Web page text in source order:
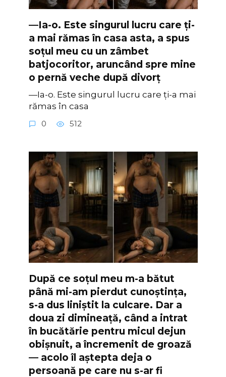
—Ia-o. Este singurul lucru care ți-
a mai rămas în casa asta, a spus
soțul meu cu un zâmbet
batjocoritor, aruncând spre mine
o pernă veche după divorț
—Ia-o. Este singurul lucru care ți-a mai
rămas în casa
0 512
După ce soțul meu m-a bătut
până mi-am pierdut cunoștința,
s-a dus liniștit la culcare. Dar a
doua zi dimineață, când a intrat
în bucătărie pentru micul dejun
obișnuit, a încremenit de groază
— acolo îl aștepta deja o
persoană pe care nu s-ar fi